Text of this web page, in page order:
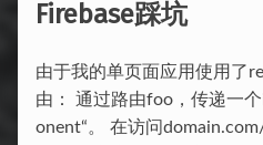
Firebase踩坑
由于我的单页面应用使用了
由： 通过路由foo，传递一
onent“。 在访问